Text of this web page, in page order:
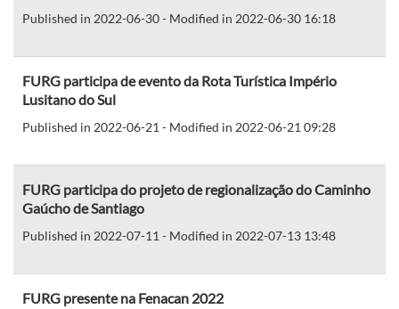
Published in 2022-06-30 - Modified in 2022-06-30 16:18
FURG participa de evento da Rota Turística Império
Lusitano do Sul
Published in 2022-06-21 - Modified in 2022-06-21 09:28
FURG participa do projeto de regionalização do Caminho
Gaúcho de Santiago
Published in 2022-07-11 - Modified in 2022-07-13 13:48
FURG presente na Fenacan 2022